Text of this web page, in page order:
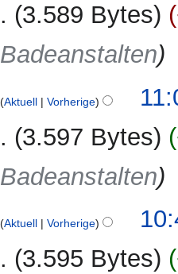
3.589 Bytes
Badeanstalten
Aktuell Vorherige
3.597 Bytes
Badeanstalten
Aktuell Vorherige
3.595 Bytes